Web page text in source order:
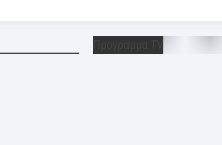
Προγραμμα TV